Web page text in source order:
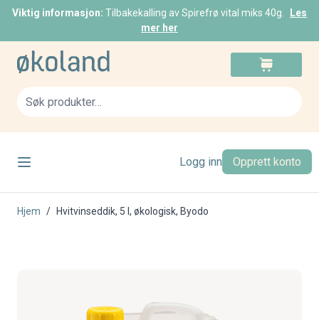
Viktig informasjon: Tilbakekalling av Spirefrø vital miks 40g.
Les
mer her
Skip to Content
Logg inn Opprett konto
Hjem / Hvitvinseddik, 5 l, økologisk, Byodo